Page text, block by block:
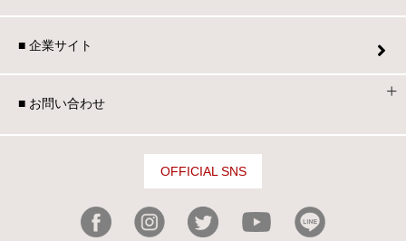
■ 企業サイト
■ お問い合わせ
OFFICIAL SNS